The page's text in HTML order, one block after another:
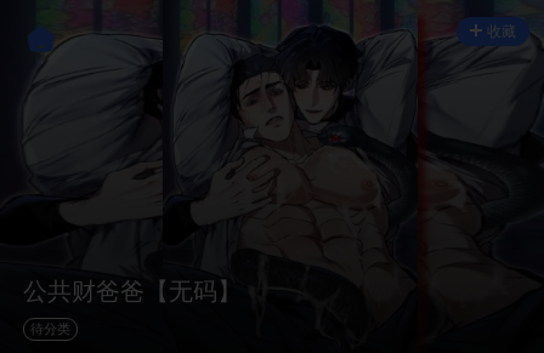
公共财爸爸【无码】
待分类
收藏